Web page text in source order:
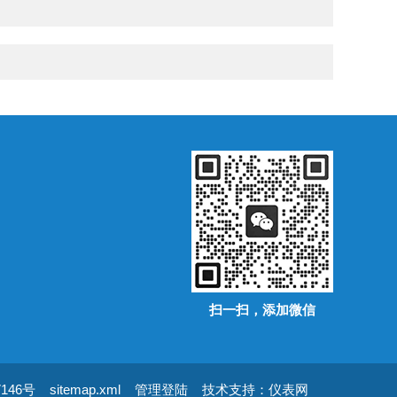
扫一扫，添加微信
号 sitemap.xml 管理登陆 技术支持： 仪表网